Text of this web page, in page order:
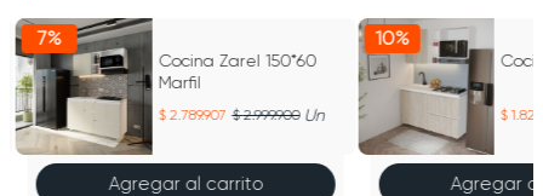
7%
Cocina Zarel 150*60
Marfil
2.789.907 2.999.900 Un
Agregar al carrito
10%
Agregar